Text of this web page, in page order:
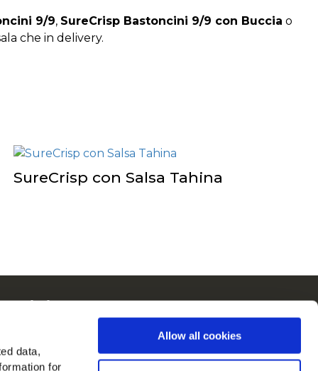
data,
for
Allow all cookies
9/9, SureCrisp Bastoncini 9/9 con Buccia o
che in delivery.
SureCrisp con Salsa Tahina
in Europa
su